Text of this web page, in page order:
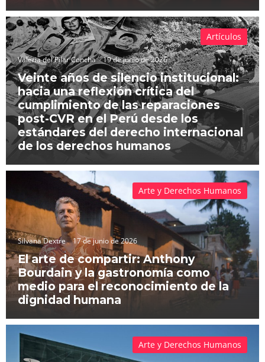
Valeria del Pilar Concha 19 de junio de 2026
Veinte años de silencio institucional:
hacia una reflexión crítica del
cumplimiento de las reparaciones
post-CVR en el Perú desde los
estándares del derecho internacional
de los derechos humanos
Artículos
Silvana Dextre 17 de junio de 2026
El arte de compartir: Anthony
Bourdain y la gastronomía como
medio para el reconocimiento de la
dignidad humana
Arte y Derechos Humanos
Arte y Derechos Humanos